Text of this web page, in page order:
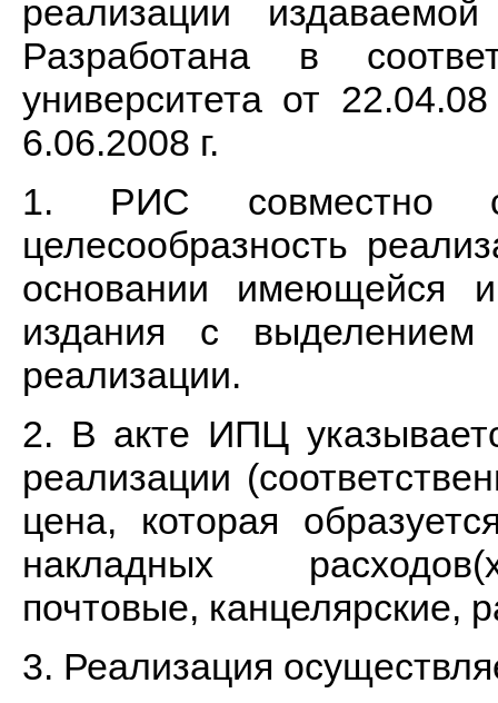
реализации
Разработана в
университета от
6.06.2008 г.
1. РИС совместно с
целесообразность
основании имеющейся
издания с выделением
реализации.
2. В акте ИПЦ
реализации
цена, которая
накладных
почтовые, канцелярские,
3. Реализация